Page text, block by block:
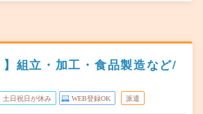
】組立・加工・食品製造など/
土日祝日が休み WEB登録OK 派遣